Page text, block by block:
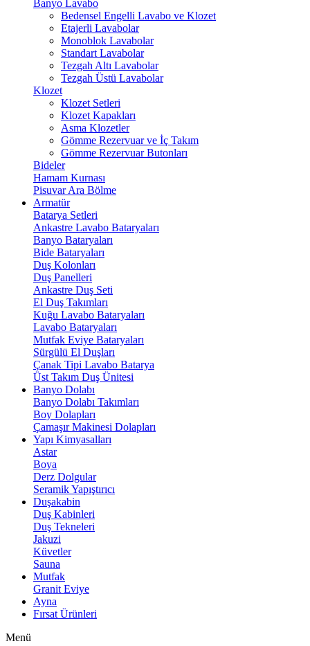
Banyo Lavabo
Bedensel Engelli Lavabo ve Klozet
Etajerli Lavabolar
Monoblok Lavabolar
Standart Lavabolar
Tezgah Altı Lavabolar
Tezgah Üstü Lavabolar
Klozet
Klozet Setleri
Klozet Kapakları
Asma Klozetler
Gömme Rezervuar ve İç Takım
Gömme Rezervuar Butonları
Bideler
Hamam Kurnası
Pisuvar Ara Bölme
Armatür
Batarya Setleri
Ankastre Lavabo Bataryaları
Banyo Bataryaları
Bide Bataryaları
Duş Kolonları
Duş Panelleri
Ankastre Duş Seti
El Duş Takımları
Kuğu Lavabo Bataryaları
Lavabo Bataryaları
Mutfak Eviye Bataryaları
Sürgülü El Duşları
Çanak Tipi Lavabo Batarya
Üst Takım Duş Ünitesi
Banyo Dolabı
Banyo Dolabı Takımları
Boy Dolapları
Çamaşır Makinesi Dolapları
Yapı Kimyasalları
Astar
Boya
Derz Dolgular
Seramik Yapıştırıcı
Duşakabin
Duş Kabinleri
Duş Tekneleri
Jakuzi
Küvetler
Sauna
Mutfak
Granit Eviye
Ayna
Fırsat Ürünleri
Menü